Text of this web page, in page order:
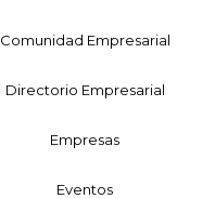
Comunidad Empresarial
Directorio Empresarial
Empresas
Eventos